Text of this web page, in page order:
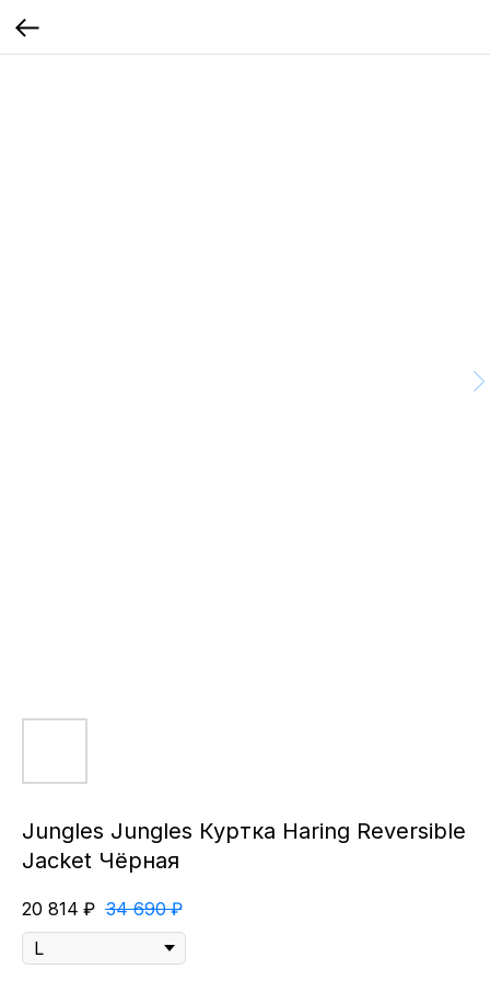
Jungles Jungles Куртка Haring Reversible
Jacket Чёрная
20 814 ₽ 34 690 ₽